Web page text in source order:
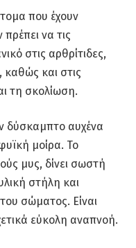
που έχουν
να τις
στις αρθρίτιδες,
καθώς και στις
τη σκολίωση.
δύσκαμπτο αυχένα
μοίρα. Το
μυς, δίνει σωστή
στήλη και
σώματος. Είναι
εύκολη αναπνοή.